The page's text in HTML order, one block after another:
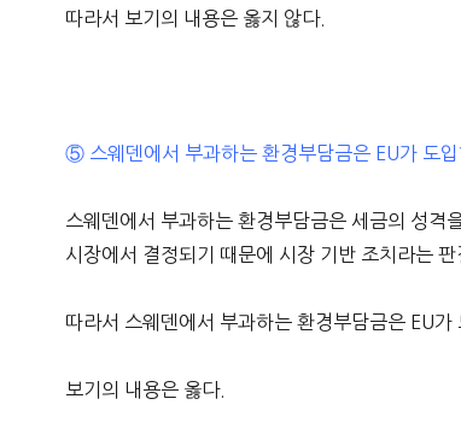
따라서 보기의 내용은 옳지 않다.
⑤ 스웨덴에서 부과하는 환경부담금은 EU가 도
스웨덴에서 부과하는 환경부담금은 세금의 성격
시장에서 결정되기 때문에 시장 기반 조치라는 판
따라서 스웨덴에서 부과하는 환경부담금은 EU
보기의 내용은 옳다.